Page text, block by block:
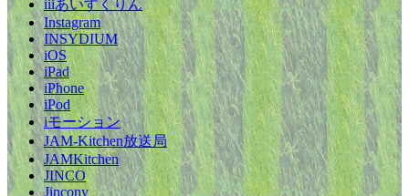
iiiあいすくりん
Instagram
INSYDIUM
iOS
iPad
iPhone
iPod
iモーション
JAM-Kitchen放送局
JAMKitchen
JINCO
Jincony